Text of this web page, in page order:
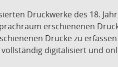
Druckwerke des 18.
erschienenen
Drucke zu
digitalisiert und